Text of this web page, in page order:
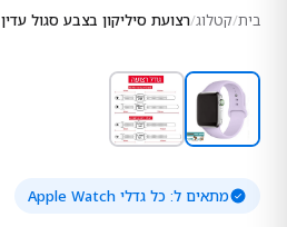
בית/קטלוג/רצועת סיליקון בצבע סגול עדין #48
מתאים ל: כל גדלי Apple Watch